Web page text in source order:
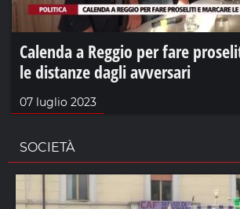
Calenda a Reggio per fare
le distanze dagli avversari
07 luglio 2023
SOCIETÀ